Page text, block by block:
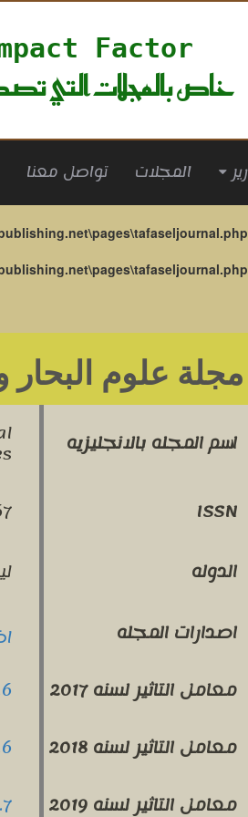
Factor
خاص بالمجلات التي
تواصل معنا المجلات
مجلة علوم البحار
اسم المجله بالانجليزيه
ISSN
الدوله
اصدارات المجله
معامل التاثير لسنه 2017
معامل التاثير لسنه 2018
معامل التاثير لسنه 2019